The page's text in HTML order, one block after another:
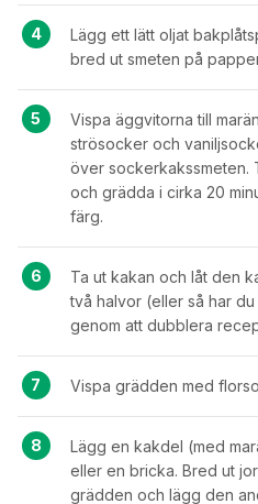
Lägg ett lätt oljat
bred ut smeten på
Vispa äggvitorna till
strösocker och
över sockerkakssmeten.
och grädda i cirka 20
färg.
Ta ut kakan och låt den
två halvor (eller så har
genom att dubblera
Vispa grädden med
Lägg en kakdel (med
eller en bricka. Bred ut
grädden och lägg den